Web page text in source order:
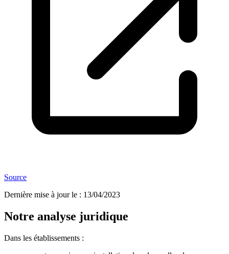
Source
Dernière mise à jour le : 13/04/2023
Notre analyse juridique
Dans les établissements :